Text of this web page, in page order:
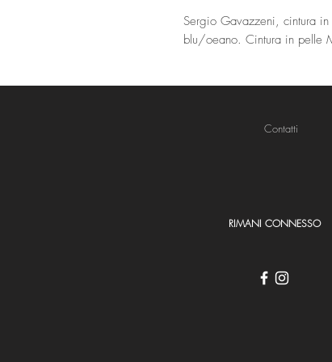
Sergio Gavazzeni, cintura
blu/oeano. Cintura in pelle
Contatti
RIMANI CONNESSO